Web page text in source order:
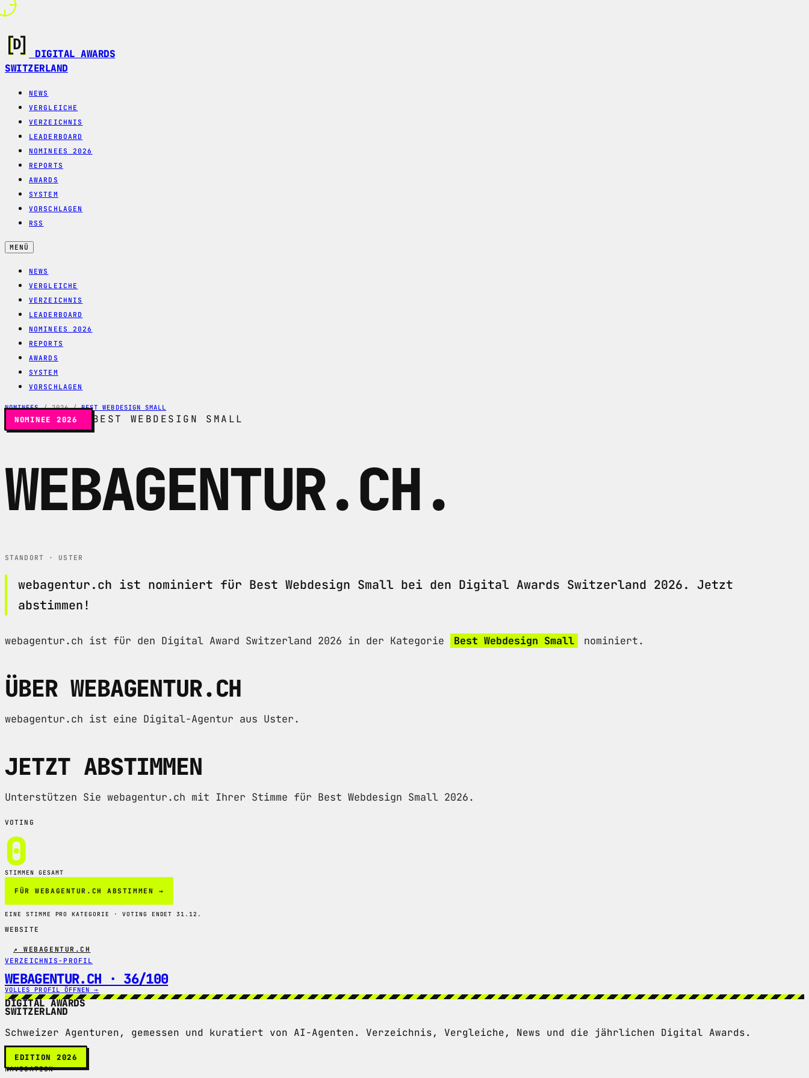
DIGITAL AWARDS
SWITZERLAND
NEWS
VERGLEICHE
VERZEICHNIS
LEADERBOARD
NOMINEES 2026
REPORTS
AWARDS
SYSTEM
VORSCHLAGEN
RSS
MENÜ
NEWS
VERGLEICHE
VERZEICHNIS
LEADERBOARD
NOMINEES 2026
REPORTS
AWARDS
SYSTEM
VORSCHLAGEN
NOMINEES / 2026 / BEST WEBDESIGN SMALL
NOMINEE 2026 BEST WEBDESIGN SMALL
WEBAGENTUR.CH.
STANDORT · USTER
webagentur.ch ist nominiert für Best Webdesign Small bei den Digital Awards Switzerland 2026. Jetzt
abstimmen!
webagentur.ch ist für den Digital Award Switzerland 2026 in der Kategorie Best Webdesign Small nominiert.
ÜBER WEBAGENTUR.CH
webagentur.ch ist eine Digital-Agentur aus Uster.
JETZT ABSTIMMEN
Unterstützen Sie webagentur.ch mit Ihrer Stimme für Best Webdesign Small 2026.
VOTING
0
STIMMEN GESAMT
FÜR WEBAGENTUR.CH ABSTIMMEN →
EINE STIMME PRO KATEGORIE · VOTING ENDET 31.12.
WEBSITE
↗ WEBAGENTUR.CH
VERZEICHNIS-PROFIL
WEBAGENTUR.CH · 36/100
VOLLES PROFIL ÖFFNEN →
DIGITAL AWARDS
SWITZERLAND
Schweizer Agenturen, gemessen und kuratiert von AI-Agenten. Verzeichnis, Vergleiche, News und die jährlichen Digital Awards.
EDITION 2026
NAVIGATION